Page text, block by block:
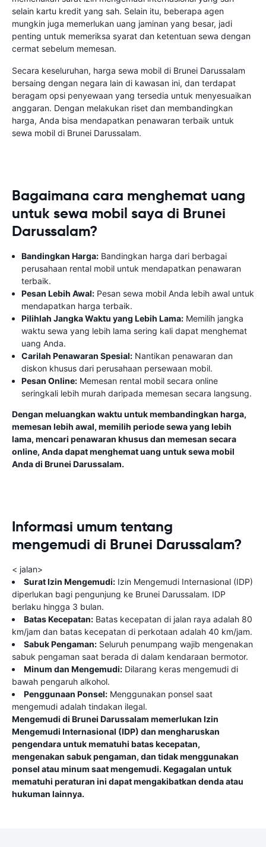
selain kartu kredit yang sah. Selain itu, beberapa agen
mungkin juga memerlukan uang jaminan yang besar, jadi
penting untuk memeriksa syarat dan ketentuan sewa dengan
cermat sebelum memesan.
Secara keseluruhan, harga sewa mobil di Brunei Darussalam
bersaing dengan negara lain di kawasan ini, dan terdapat
beragam opsi penyewaan yang tersedia untuk menyesuaikan
anggaran. Dengan melakukan riset dan membandingkan
harga, Anda bisa mendapatkan penawaran terbaik untuk
sewa mobil di Brunei Darussalam.
Bagaimana cara menghemat uang
untuk sewa mobil saya di Brunei
Darussalam?
Bandingkan Harga: Bandingkan harga dari berbagai
perusahaan rental mobil untuk mendapatkan penawaran
terbaik.
Pesan Lebih Awal: Pesan sewa mobil Anda lebih awal untuk
mendapatkan harga terbaik.
Pilihlah Jangka Waktu yang Lebih Lama: Memilih jangka
waktu sewa yang lebih lama sering kali dapat menghemat
uang Anda.
Carilah Penawaran Spesial: Nantikan penawaran dan
diskon khusus dari perusahaan persewaan mobil.
Pesan Online: Memesan rental mobil secara online
seringkali lebih murah daripada memesan secara langsung.
Dengan meluangkan waktu untuk membandingkan harga,
memesan lebih awal, memilih periode sewa yang lebih
lama, mencari penawaran khusus dan memesan secara
online, Anda dapat menghemat uang untuk sewa mobil
Anda di Brunei Darussalam.
Informasi umum tentang
mengemudi di Brunei Darussalam?
< jalan>
Surat Izin Mengemudi: Izin Mengemudi Internasional (IDP)
diperlukan bagi pengunjung ke Brunei Darussalam. IDP
berlaku hingga 3 bulan.
Batas Kecepatan: Batas kecepatan di jalan raya adalah 80
km/jam dan batas kecepatan di perkotaan adalah 40 km/jam.
Sabuk Pengaman: Seluruh penumpang wajib mengenakan
sabuk pengaman saat berada di dalam kendaraan bermotor.
Minum dan Mengemudi: Dilarang keras mengemudi di
bawah pengaruh alkohol.
Penggunaan Ponsel: Menggunakan ponsel saat
mengemudi adalah tindakan ilegal.
Mengemudi di Brunei Darussalam memerlukan Izin
Mengemudi Internasional (IDP) dan mengharuskan
pengendara untuk mematuhi batas kecepatan,
mengenakan sabuk pengaman, dan tidak menggunakan
ponsel atau minum saat mengemudi. Kegagalan untuk
mematuhi peraturan ini dapat mengakibatkan denda atau
hukuman lainnya.